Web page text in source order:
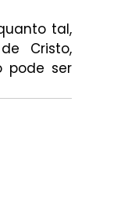
tal,
Cristo,
pode ser